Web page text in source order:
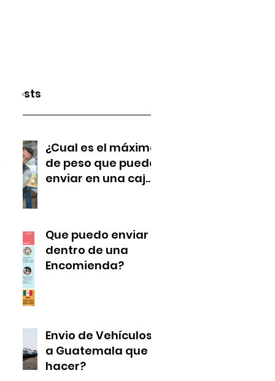
Posts
¿Cual es el máximo
de peso que puedo
enviar en una caja
Que puedo enviar
dentro de una
Encomienda?
Envio de Vehículos
a Guatemala que
hacer?